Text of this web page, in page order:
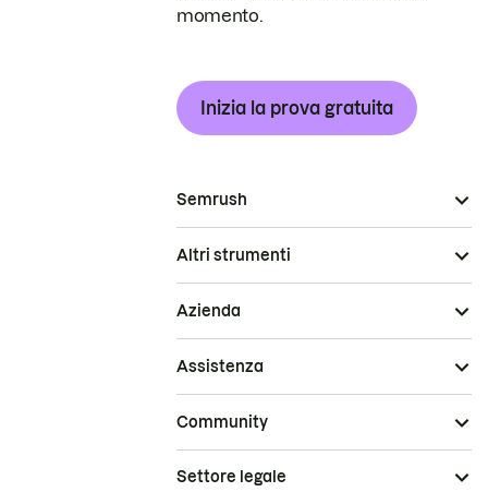
momento.
Inizia la prova gratuita
Semrush
Altri strumenti
Azienda
Assistenza
Community
Settore legale